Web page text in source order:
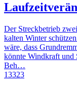
Der Streckbetrieb
kalten Winter
wäre, dass
könnte Windkraft und
Beh…
13323